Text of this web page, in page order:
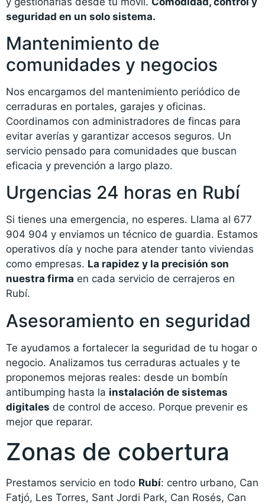
seguridad en un solo sistema.
Mantenimiento de
comunidades y negocios
Nos encargamos del mantenimiento periódico de
cerraduras en portales, garajes y oficinas.
Coordinamos con administradores de fincas para
evitar averías y garantizar accesos seguros. Un
servicio pensado para comunidades que buscan
eficacia y prevención a largo plazo.
Urgencias 24 horas en Rubí
Si tienes una emergencia, no esperes. Llama al 677
904 904 y enviamos un técnico de guardia. Estamos
operativos día y noche para atender tanto viviendas
como empresas. La rapidez y la precisión son
nuestra firma en cada servicio de cerrajeros en
Rubí.
Asesoramiento en seguridad
Te ayudamos a fortalecer la seguridad de tu hogar o
negocio. Analizamos tus cerraduras actuales y te
proponemos mejoras reales: desde un bombín
antibumping hasta la instalación de sistemas
digitales de control de acceso. Porque prevenir es
mejor que reparar.
Zonas de cobertura
Prestamos servicio en todo Rubí: centro urbano, Can
Fatjó, Les Torres, Sant Jordi Park, Can Rosés, Can